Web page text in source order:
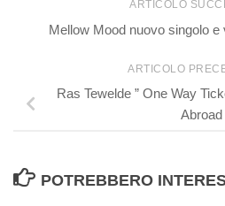
ARTICOLO
Mellow Mood nuovo singolo e
ARTICOLO
Ras Tewelde ” One Way
Abroad
POTREBBERO